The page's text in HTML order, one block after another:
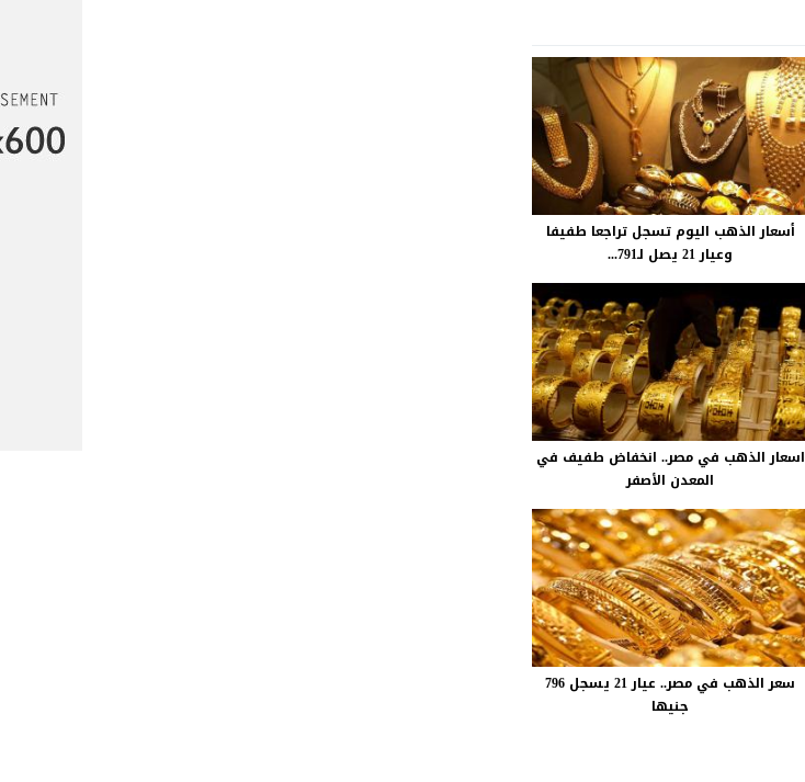
أسعار الذهب اليوم تسجل تراجعا طفيفا
وعيار 21 يصل لـ791...
اسعار الذهب في مصر.. انخفاض طفيف في
المعدن الأصفر
سعر الذهب في مصر.. عيار 21 يسجل 796
جنيها